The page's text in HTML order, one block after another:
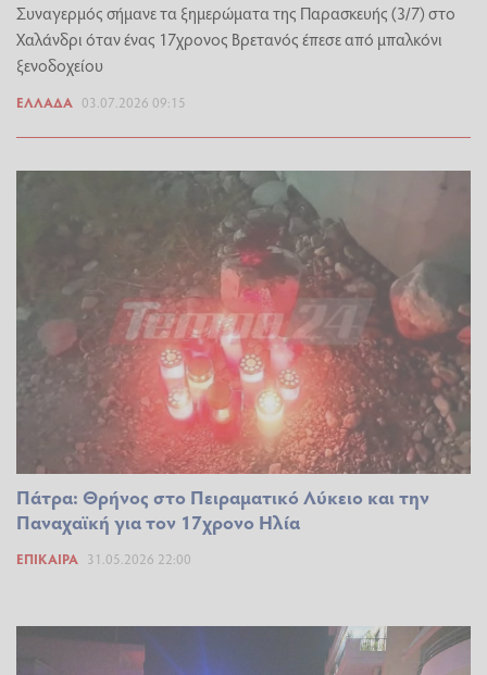
Συναγερμός σήμανε τα ξημερώματα της Παρασκευής (3/7) στο
Χαλάνδρι όταν ένας 17χρονος Βρετανός έπεσε από μπαλκόνι
ξενοδοχείου
ΕΛΛΆΔΑ 03.07.2026 09:15
Πάτρα: Θρήνος στο Πειραματικό Λύκειο και την
Παναχαϊκή για τον 17χρονο Ηλία
ΕΠΊΚΑΙΡΑ 31.05.2026 22:00